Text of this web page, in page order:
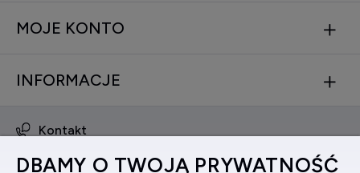
MOJE KONTO
INFORMACJE
Kontakt
DBAMY O TWOJĄ PRYWATNOŚĆ